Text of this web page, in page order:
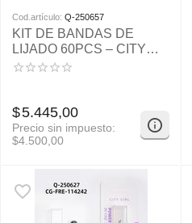
Cod.artículo: Q-250657
KIT DE BANDAS DE
LIJADO 60PCS – CITY
GIRL
$5.445,00
Precio sin impuesto:
$4.500,00